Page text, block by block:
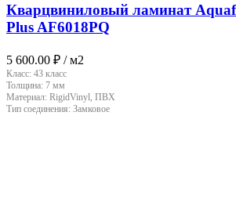
Кварцвиниловый ламинат
Plus AF6018PQ
5 600.00 ₽ / м2
Класс: 43 класс
Толщина: 7 мм
Материал: RigidVinyl, ПВХ
Тип соединения: Замковое